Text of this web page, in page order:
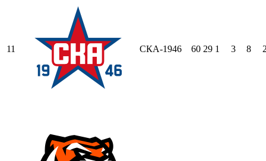
11 СКА-1946 60 29 1 3 8